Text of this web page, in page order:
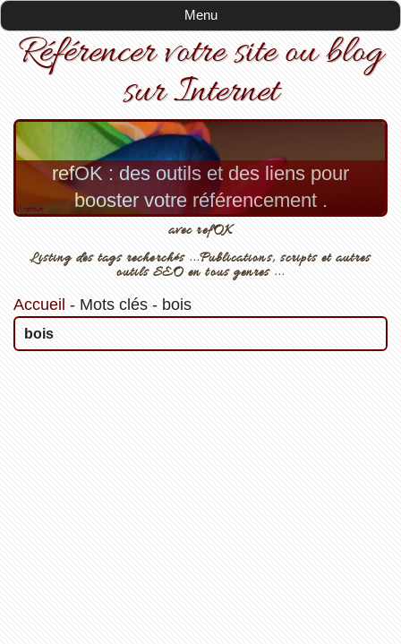
Menu
Référencer votre site ou blog
sur Internet
refOK : des outils et des liens pour
booster votre référencement .
avec refOK
Listing des tags recherchés ...Publications, scripts et autres
outils SEO en tous genres ...
Accueil - Mots clés- bois
bois